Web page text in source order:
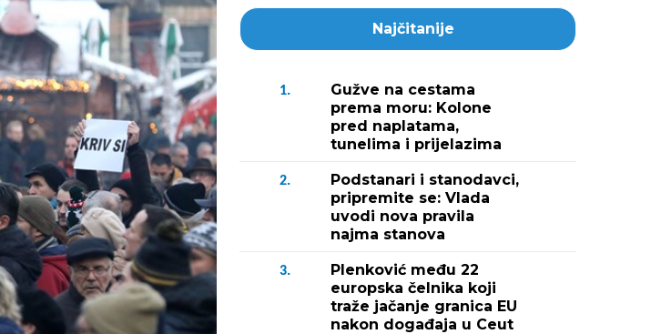
Najčitanije
1.
Gužve na cestama
prema moru: Kolone
pred naplatama,
tunelima i prijelazima
2.
Podstanari i stanodavci,
pripremite se: Vlada
uvodi nova pravila
najma stanova
3.
Plenković među 22
europska čelnika koji
traže jačanje granica EU
nakon događaja u Ceut